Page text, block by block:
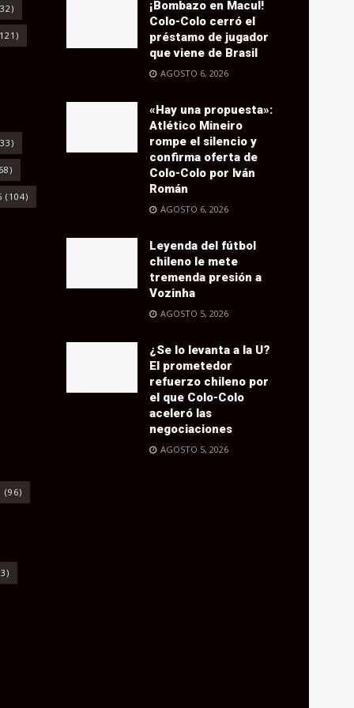
(104)
(96)
¡Bombazo en Macul!
Colo-Colo cerró el
préstamo de jugador
que viene de Brasil
AGOSTO 6, 2026
«Hay una propuesta»:
Atlético Mineiro
rompe el silencio y
confirma oferta de
Colo-Colo por Iván
Román
AGOSTO 6, 2026
Leyenda del fútbol
chileno le mete
tremenda presión a
Vozinha
AGOSTO 5, 2026
¿Se lo levanta a la U?
El prometedor
refuerzo chileno por
el que Colo-Colo
aceleró las
negociaciones
AGOSTO 5, 2026